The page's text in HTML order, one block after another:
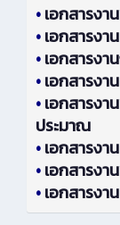
•เอกสารง
•เอกสารง
•เอกสารงา
•เอกสารงา
•เอกสารง
ประมาณ
•เอกสารง
•เอกสารง
•เอกสารงา